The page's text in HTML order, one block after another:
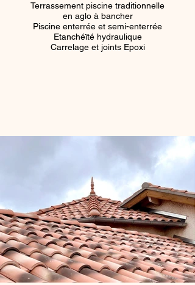
Terrassement piscine traditionnelle
en aglo à bancher
Piscine enterrée et semi-enterrée
Etanchéïté hydraulique
Carrelage et joints Epoxi